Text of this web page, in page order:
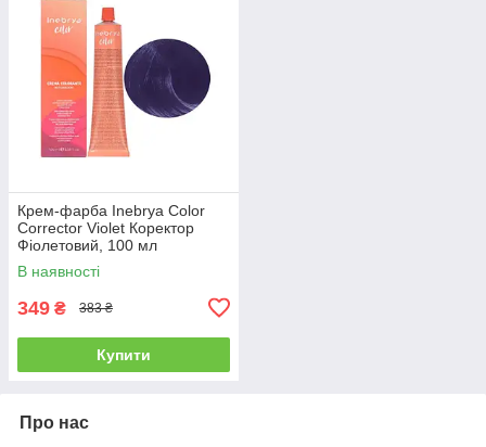
Крем-фарба Inebrya Сolor
Corrector Violet Коректор
Фіолетовий, 100 мл
(1006681)
В наявності
349 ₴ 383 ₴
Купити
Про нас